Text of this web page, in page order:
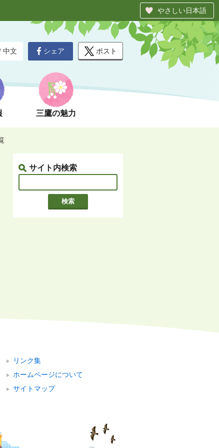
やさしい日本語
中文
三鷹の魅力
シェア ポスト
サイト内検索
リンク集
ホームページについて
サイトマップ